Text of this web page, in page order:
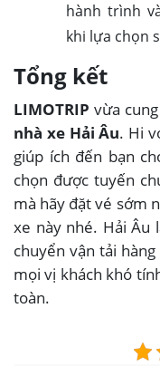
hành trình
khi lựa chọn
Tổng kết
LIMOTRIP vừa
nhà xe Hải Âu. Hi
giúp ích đến bạn
chọn được tuyến
mà hãy đặt vé sớm
xe này nhé. Hải Âu
chuyển vận tải
mọi vị khách khó
toàn.